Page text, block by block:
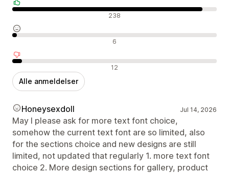
Positive anmeldelser 238
Neutrale anmeldelser 6
Negative anmeldelser 12
Alle anmeldelser
Honeysexdoll Jul 14, 2026
May I please ask for more text font choice,
somehow the current text font are so limited, also
for the sections choice and new designs are still
limited, not updated that regularly 1. more text font
choice 2. More design sections for gallery, product